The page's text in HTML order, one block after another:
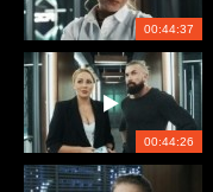
00:44:37
00:44:26